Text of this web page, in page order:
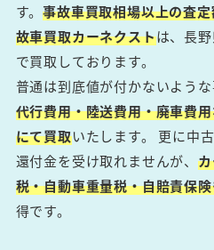
す。事故車買取相場以上の査
故車買取カーネクストは、長
で買取しております。
普通は到底値が付かないよう
代行費用・陸送費用・廃車費
にて買取いたします。 更に中
還付金を受け取れませんが、
税・自動車重量税・自賠責保
得です。